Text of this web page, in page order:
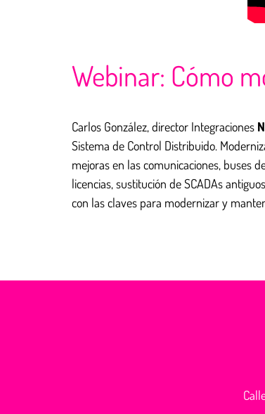
Webinar: Cómo
Carlos González, director Integraciones
Sistema de Control Distribuido.
mejoras en las comunicaciones, buses
licencias, sustitución de SCADAs
con las claves para modernizar y